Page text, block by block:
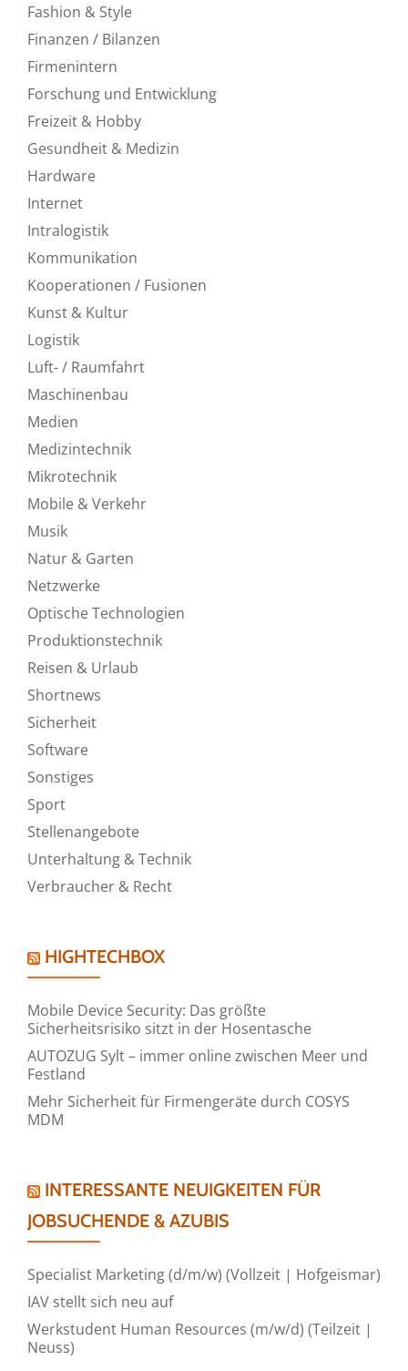
Fashion & Style
Finanzen / Bilanzen
Firmenintern
Forschung und Entwicklung
Freizeit & Hobby
Gesundheit & Medizin
Hardware
Internet
Intralogistik
Kommunikation
Kooperationen / Fusionen
Kunst & Kultur
Logistik
Luft- / Raumfahrt
Maschinenbau
Medien
Medizintechnik
Mikrotechnik
Mobile & Verkehr
Musik
Natur & Garten
Netzwerke
Optische Technologien
Produktionstechnik
Reisen & Urlaub
Shortnews
Sicherheit
Software
Sonstiges
Sport
Stellenangebote
Unterhaltung & Technik
Verbraucher & Recht
HIGHTECHBOX
Mobile Device Security: Das größte
Sicherheitsrisiko sitzt in der Hosentasche
AUTOZUG Sylt – immer online zwischen Meer und
Festland
Mehr Sicherheit für Firmengeräte durch COSYS
MDM
INTERESSANTE NEUIGKEITEN FÜR
JOBSUCHENDE & AZUBIS
Specialist Marketing (d/m/w) (Vollzeit | Hofgeismar)
IAV stellt sich neu auf
Werkstudent Human Resources (m/w/d) (Teilzeit |
Neuss)